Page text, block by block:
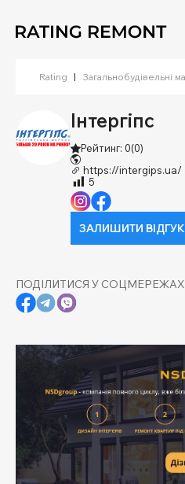
Rating | Загальнобудівельні
Інтергіпс
Рейтинг: 0(0)
https://intergips.ua/
5
ЗАЛИШИТИ ВІДГУК
ПОДІЛИТИСЯ У СОЦМЕРЕЖАХ